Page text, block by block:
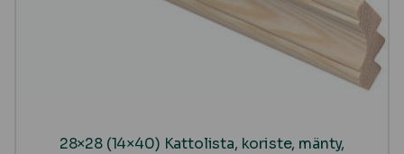
28×28 (14×40) Kattolista, koriste, mänty,